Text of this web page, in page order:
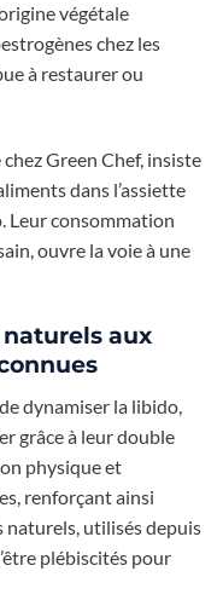
végétale
chez les
à restaurer ou
Green Chef, insiste
dans l’assiette
Leur consommation
ouvre la voie à une
aux
dynamiser la libido,
grâce à leur double
physique et
renforçant ainsi
naturels, utilisés depuis
plébiscités pour